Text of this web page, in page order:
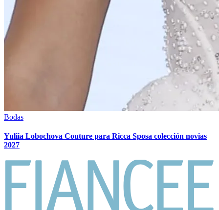
Bodas
Yuliia Lobochova Couture para Ricca Sposa colección novias
2027